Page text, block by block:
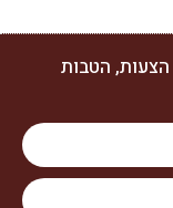
הטבות